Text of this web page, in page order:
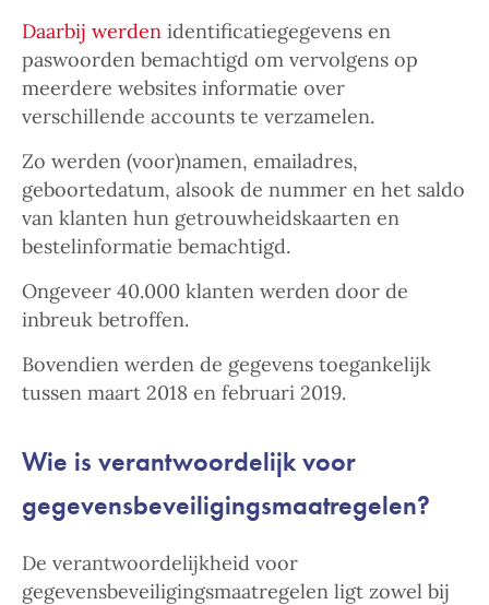
Daarbij werden identificatiegegevens en
paswoorden bemachtigd om vervolgens op
meerdere websites informatie over
verschillende accounts te verzamelen.
Zo werden (voor)namen, emailadres,
geboortedatum, alsook de nummer en het saldo
van klanten hun getrouwheidskaarten en
bestelinformatie bemachtigd.
Ongeveer 40.000 klanten werden door de
inbreuk betroffen.
Bovendien werden de gegevens toegankelijk
tussen maart 2018 en februari 2019.
Wie is verantwoordelijk voor
gegevensbeveiligingsmaatregelen?
De verantwoordelijkheid voor
gegevensbeveiligingsmaatregelen ligt zowel bij